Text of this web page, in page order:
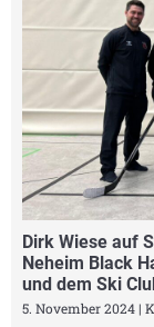
Dirk Wiese auf
Neheim Black
und dem Ski
5. November 2024